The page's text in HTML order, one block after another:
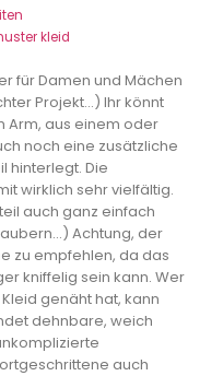
kleid
für Damen und Mächen
Projekt…) Ihr könnt
Arm, aus einem oder
noch eine zusätzliche
hinterlegt. Die
wirklich sehr vielfältig.
auch ganz einfach
Achtung, der
zu empfehlen, da das
kniffelig sein kann. Wer
genäht hat, kann
dehnbare, weich
auch